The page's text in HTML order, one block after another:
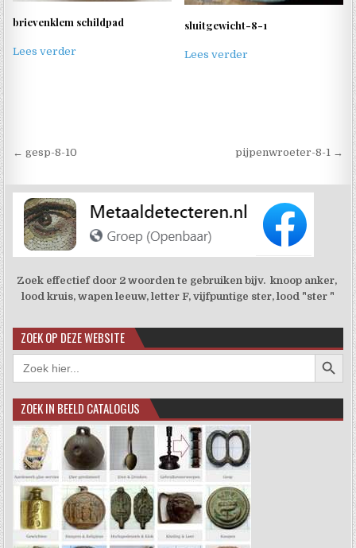
brievenklem schildpad
Lees verder
sluitgewicht-8-1
Lees verder
Berichtnavigatie
← gesp-8-10 pijpenwroeter-8-1 →
Zoek effectief door 2 woorden te gebruiken bijv. knoop anker,
lood kruis, wapen leeuw, letter F, vijfpuntige ster, lood "ster "
ZOEK OP DEZE WEBSITE
Zoek
naar:
ZOEK IN BEELD CATALOGUS